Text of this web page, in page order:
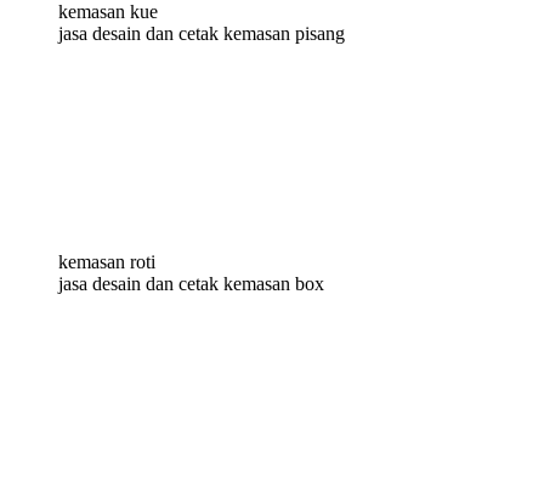
kemasan kue
jasa desain dan cetak kemasan pisang
kemasan roti
jasa desain dan cetak kemasan box